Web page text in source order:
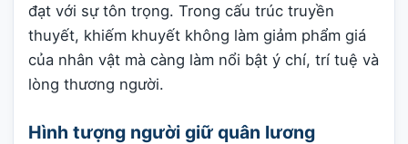
đạt với sự tôn trọng. Trong cấu trúc truyền
thuyết, khiếm khuyết không làm giảm phẩm giá
của nhân vật mà càng làm nổi bật ý chí, trí tuệ và
lòng thương người.
Hình tượng người giữ quân lương